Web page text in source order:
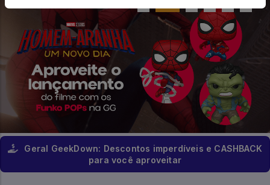
Geral GeekDown: Descontos imperdíveis e CASHBACK
para você aproveitar